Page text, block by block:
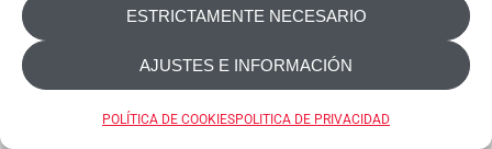
ESTRICTAMENTE NECESARIO
AJUSTES E INFORMACIÓN
POLÍTICA DE COOKIESPOLITICA DE PRIVACIDAD